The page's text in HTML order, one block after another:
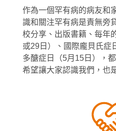
作為一個罕有病的病友和
識和關注罕有病是責無旁
校分享、出版書籍、每年
或29日）、國際龐貝氏症
多醣症日（5月15日），
希望讓大家認識我們，也